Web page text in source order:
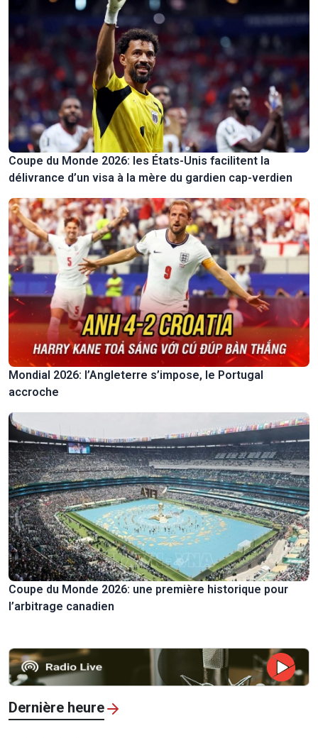
Coupe du Monde 2026: les États-Unis facilitent la
délivrance d’un visa à la mère du gardien cap-verdien
Mondial 2026: l’Angleterre s’impose, le Portugal
accroche
Coupe du Monde 2026: une première historique pour
l’arbitrage canadien
Dernière heure